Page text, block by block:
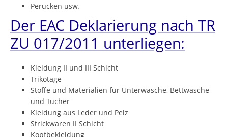
Perücken usw.
Der EAC Deklarierung nach TR
ZU 017/2011 unterliegen:
Kleidung II und III Schicht
Trikotage
Stoffe und Materialien für Unterwäsche, Bettwäsche
und Tücher
Kleidung aus Leder und Pelz
Strickwaren II Schicht
Kopfbekleidung